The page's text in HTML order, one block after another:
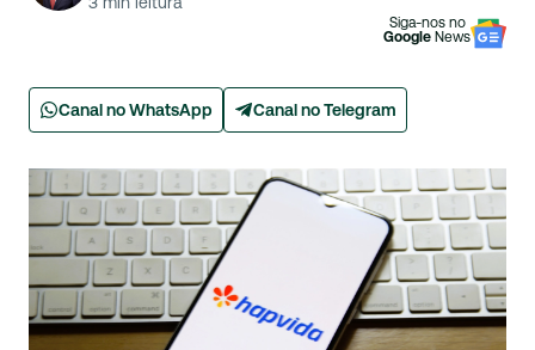
Siga-nos no
Google News
Canal no WhatsApp Canal no Telegram